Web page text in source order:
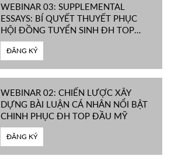
WEBINAR 03: SUPPLEMENTAL
ESSAYS: BÍ QUYẾT THUYẾT PHỤC
HỘI ĐỒNG TUYỂN SINH ĐH TOP
ĐẦU MỸ
ĐĂNG KÝ
WEBINAR 02: CHIẾN LƯỢC XÂY
DỰNG BÀI LUẬN CÁ NHÂN NỔI BẬT
CHINH PHỤC ĐH TOP ĐẦU MỸ
ĐĂNG KÝ